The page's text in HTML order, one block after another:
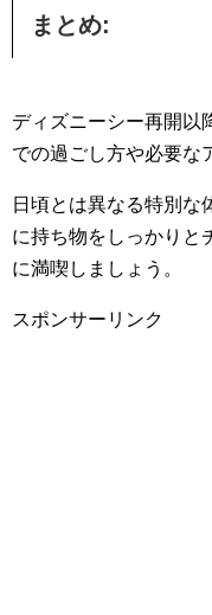
まとめ:
ディズニーシー再開以
での過ごし方や必要な
日頃とは異なる特別な
に持ち物をしっかりと
に満喫しましょう。
スポンサーリンク